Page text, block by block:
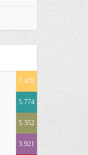
7.478
5.774
5.352
3.921